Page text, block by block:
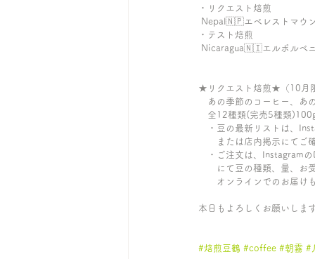
・リクエスト焙煎
Nepal🇳🇵エベレストマウ
・テスト焙煎
Nicaragua🇳🇮エルポルべ
★リクエスト焙煎★（10月
あの季節のコーヒー、あ
全12種類(完売5種類
・豆の最新リストは、
または店内掲示にてご確
・ご注文は、Instagramの
にて豆の種類、量、お受
オンラインでのお届け
本日もよろしくお願いしま
#焙煎豆鶴 #coffee #朝霧 #